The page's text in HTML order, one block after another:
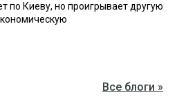
по Киеву, но проигрывает другую
Все блоги »